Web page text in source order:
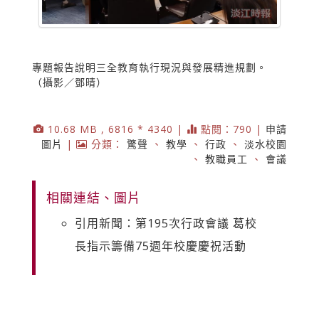
專題報告說明三全教育執行現況與發展精進規劃。
（攝影／鄧晴）
10.68 MB , 6816 * 4340 | 點閱：790 | 申請
圖片
| 分類： 驚聲 、 教學 、 行政 、 淡水校園
、 教職員工 、 會議
相關連結、圖片
引用新聞：第195次行政會議 葛校
長指示籌備75週年校慶慶祝活動